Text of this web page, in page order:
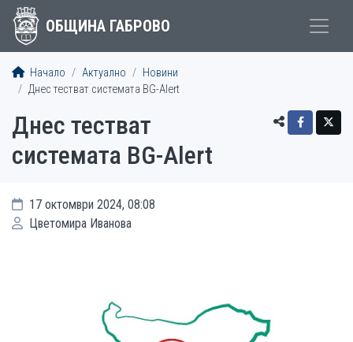
ОБЩИНА ГАБРОВО
Начало Актуално
Новини
Днес тестват системата BG-Alert
Днес тестват
системата BG-Alert
17 октомври 2024, 08:08
Цветомира Иванова